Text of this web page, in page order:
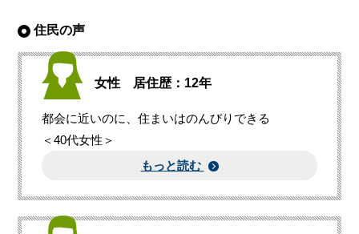
住民の声
女性 居住歴：12年
都会に近いのに、住まいはのんびりできる
＜40代女性＞
もっと読む